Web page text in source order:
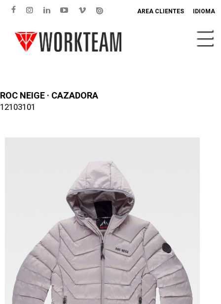
AREA CLIENTES IDIOMA
ROC NEIGE · CAZADORA
12103101